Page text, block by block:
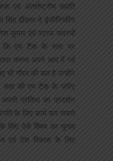
एवं अंतर्राष्ट्रीय ख्याति
सिंह ढींडसा ने इंजीनियरिंग
कुमार एवं स्टाफ सदस्यों
कि एम टैक के स्तर पर
करना अपने आप में गर्व
गौरव की बात है उन्होंने
कहा की एम टैक के जरिए
प्रतिभा का प्रदर्शन
के लिए कार्य कर सकते
लिए ऐसे विषय का चुनाव
एवं देश विकास के लिए